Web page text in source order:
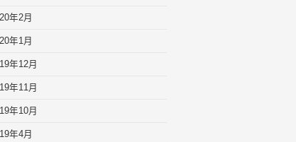
年2月
年1月
年12月
年11月
年10月
年4月